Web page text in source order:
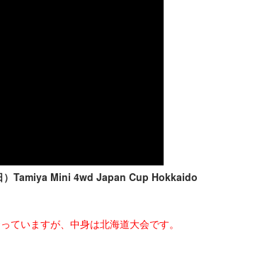
）Tamiya Mini 4wd Japan Cup Hokkaido
ていますが、中身は北海道大会です。